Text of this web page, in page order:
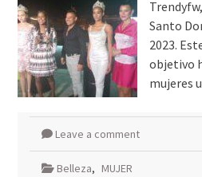
Santo
2023.
objetivo
mujeres
Leave a comment
Belleza, MUJER